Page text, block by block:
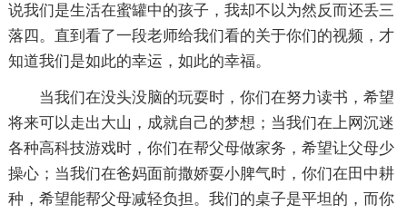
说我们是生活在蜜罐中的孩子，我却不以为然反而还丢三
落四。直到看了一段老师给我们看的关于你们的视频，才
知道我们是如此的幸运，如此的幸福。
当我们在没头没脑的玩耍时，你们在努力读书，希望
将来可以走出大山，成就自己的梦想；当我们在上网沉迷
各种高科技游戏时，你们在帮父母做家务，希望让父母少
操心；当我们在爸妈面前撒娇耍小脾气时，你们在田中耕
种，希望能帮父母减轻负担。我们的桌子是平坦的，而你